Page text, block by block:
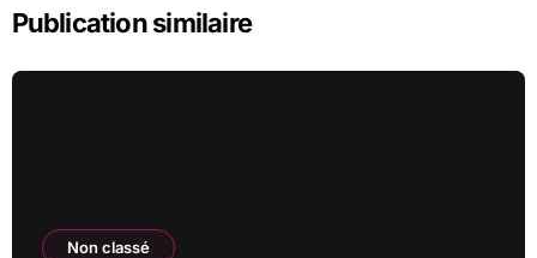
Publication similaire
Non classé